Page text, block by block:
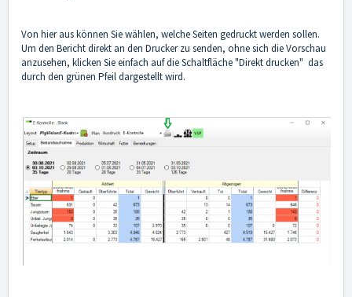
Von hier aus können Sie wählen, welche Seiten gedruckt werden sollen.
Um den Bericht direkt an den Drucker zu senden, ohne sich die Vorschau
anzusehen, klicken Sie einfach auf die Schaltfläche "Direkt drucken" das
durch den grünen Pfeil dargestellt wird.